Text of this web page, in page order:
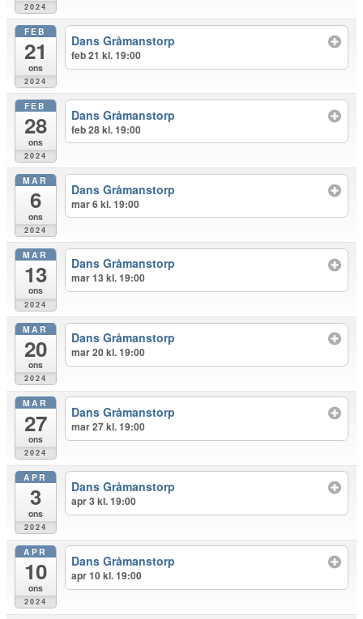
2024
FEB
21
ons
2024
Dans Gråmanstorp
feb 21 kl. 19:00
FEB
28
ons
2024
Dans Gråmanstorp
feb 28 kl. 19:00
MAR
6
ons
2024
Dans Gråmanstorp
mar 6 kl. 19:00
MAR
13
ons
2024
Dans Gråmanstorp
mar 13 kl. 19:00
MAR
20
ons
2024
Dans Gråmanstorp
mar 20 kl. 19:00
MAR
27
ons
2024
Dans Gråmanstorp
mar 27 kl. 19:00
APR
3
ons
2024
Dans Gråmanstorp
apr 3 kl. 19:00
APR
10
ons
2024
Dans Gråmanstorp
apr 10 kl. 19:00